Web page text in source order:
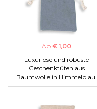
Ab € 1,00
Luxuriöse und robuste
Geschenktüten aus
Baumwolle in Himmelblau.